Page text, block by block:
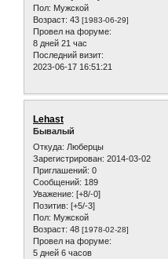
Пол: Мужской
Возраст: 43 [1983-06-29]
Провел на форуме:
8 дней 21 час
Последний визит:
2023-06-17 16:51:21
Lehast
Бывалый
Откуда: Люберцы
Зарегистрирован: 2014-03-02
Приглашений: 0
Сообщений: 189
Уважение: [+8/-0]
Позитив: [+5/-3]
Пол: Мужской
Возраст: 48 [1978-02-28]
Провел на форуме:
5 дней 6 часов